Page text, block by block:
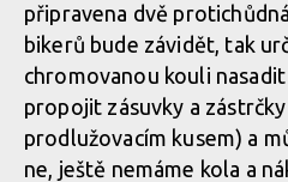
připravena dvě
bikerů bude závidět, tak
chromovanou kouli
propojit zásuvky a
prodlužovacím kusem) a
ne, ještě nemáme kola a